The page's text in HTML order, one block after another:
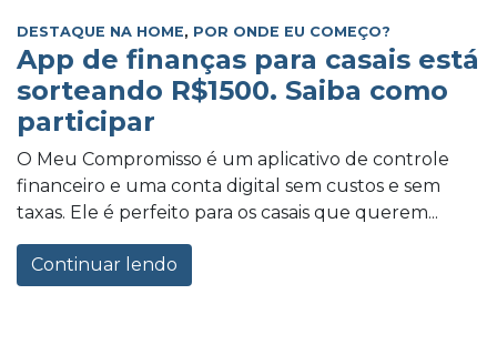
DESTAQUE NA HOME, POR ONDE EU COMEÇO?
App de finanças para casais está
sorteando R$1500. Saiba como
participar
O Meu Compromisso é um aplicativo de controle
financeiro e uma conta digital sem custos e sem
taxas. Ele é perfeito para os casais que querem...
Continuar lendo